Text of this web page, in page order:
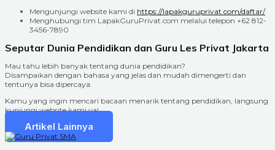
Mengunjungi website kami di https://lapakguruprivat.com/daftar/
Menghubungi tim LapakGuruPrivat.com melalui telepon +62 812-
3456-7890
Seputar Dunia Pendidikan dan Guru Les Privat Jakarta
Mau tahu lebih banyak tentang dunia pendidikan?
Disampaikan dengan bahasa yang jelas dan mudah dimengerti dan
tentunya bisa dipercaya.
Kamu yang ingin mencari bacaan menarik tentang pendidikan, langsung
kunjungi website kami ya!
Artikel Lainnya